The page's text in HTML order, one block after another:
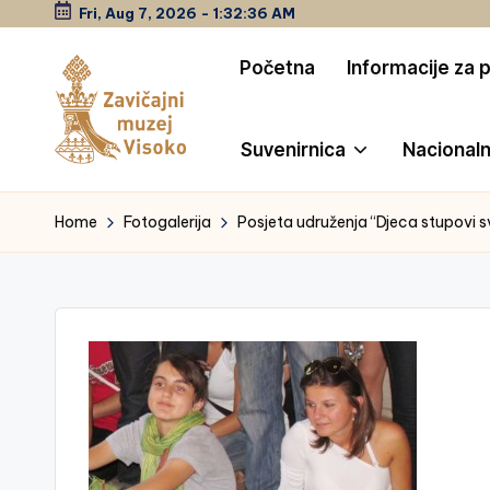
content
Fri, Aug 7, 2026 - 1:32:36 AM
Z
a
č
Početna Informacije za
Suvenirnica
Home Fotogalerija Posjeta udruženja “Djeca stupovi